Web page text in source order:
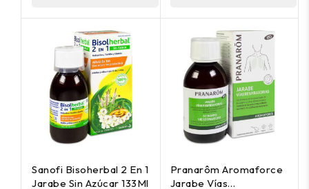
Sanofi Bisoherbal 2 En 1
Jarabe Sin Azúcar 133Ml
Pranarôm Aromaforce
Jarabe Vías